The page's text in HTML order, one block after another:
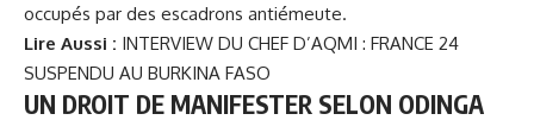
occupés par des escadrons antiémeute.
Lire Aussi : INTERVIEW DU CHEF D’AQMI : FRANCE 24
SUSPENDU AU BURKINA FASO
UN DROIT DE MANIFESTER SELON ODINGA